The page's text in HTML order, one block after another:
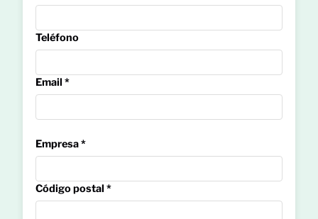
Teléfono
Email *
Empresa *
Código postal *